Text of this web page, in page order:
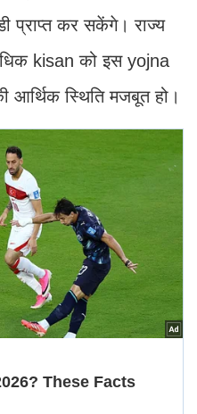
प्राप्त कर सकेंगे। राज्य
kisan को इस yojna
आर्थिक स्थिति मजबूत हो।